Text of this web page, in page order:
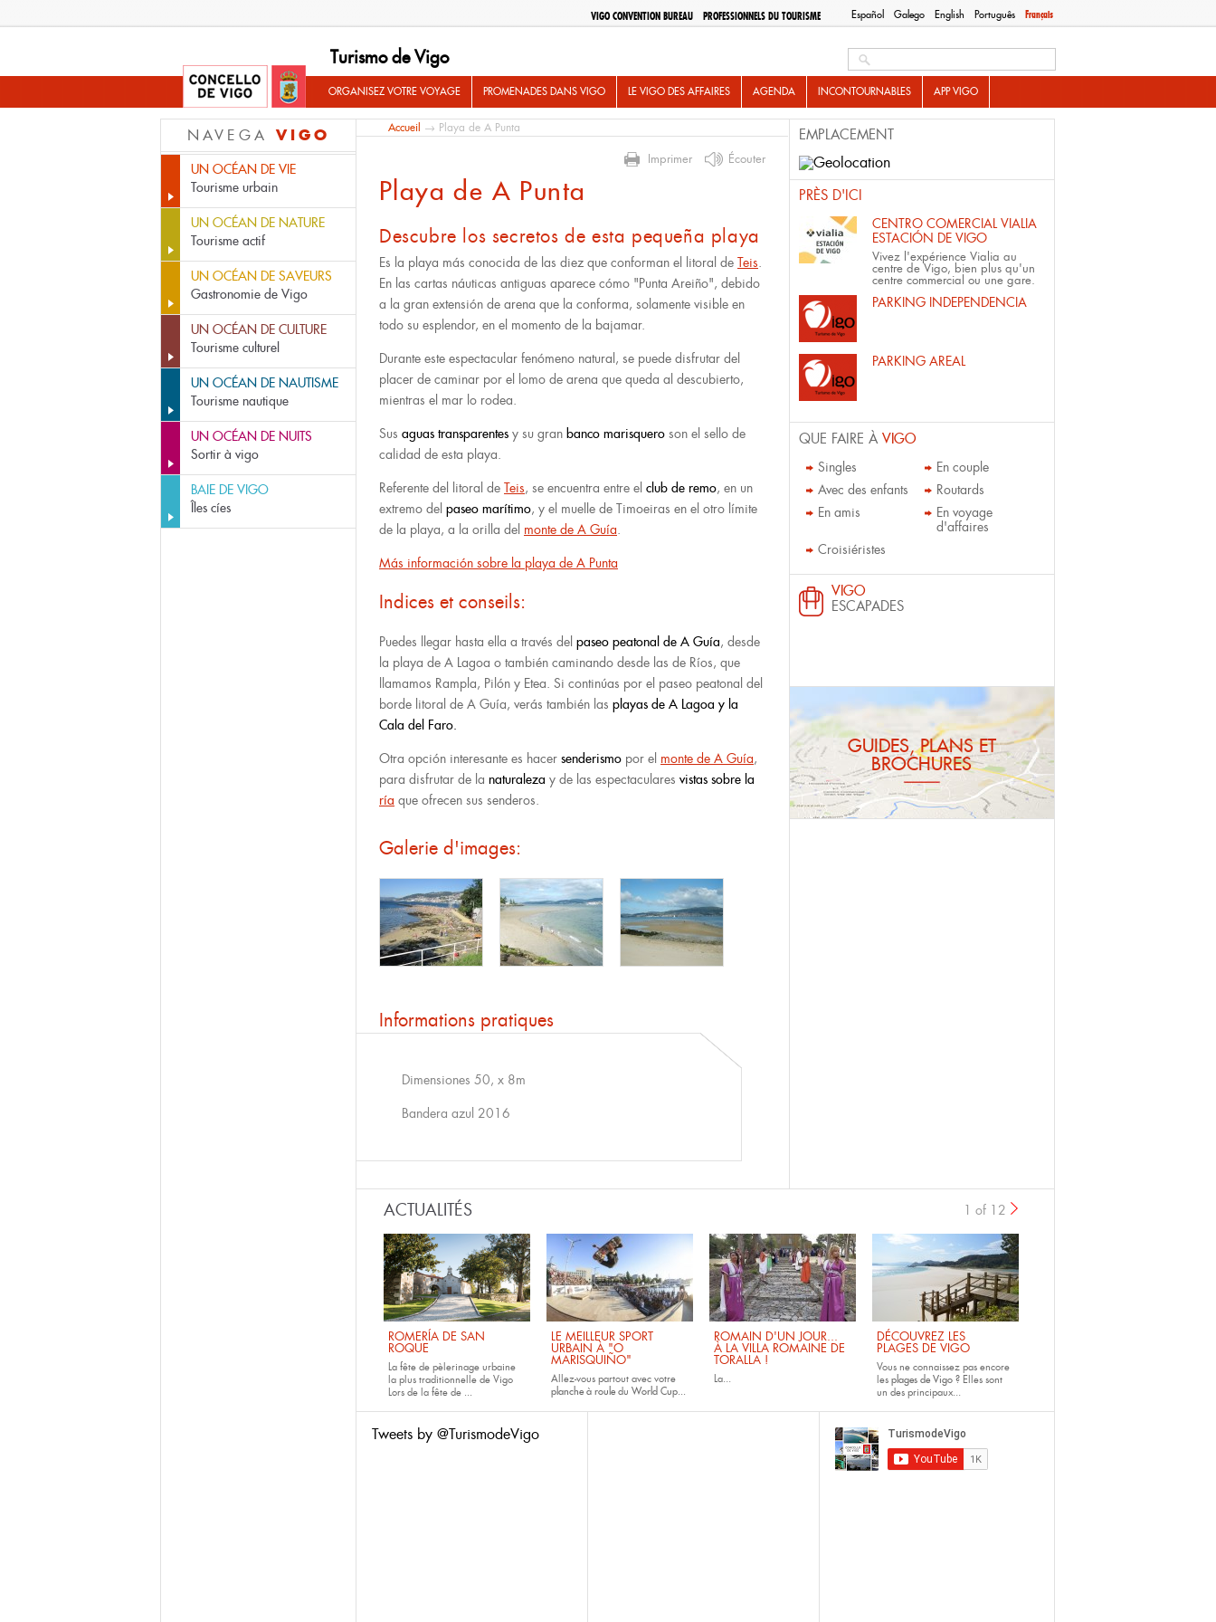
Español Galego English Português Français
VIGO CONVENTION BUREAU PROFESSIONNELS DU TOURISME
Turismo de Vigo
ORGANISEZ VOTRE VOYAGE PROMENADES DANS VIGO LE VIGO DES AFFAIRES AGENDA INCONTOURNABLES APP VIGO
NAVEGA VIGO
UN OCÉAN DE VIE
Tourisme urbain
UN OCÉAN DE NATURE
Tourisme actif
UN OCÉAN DE SAVEURS
Gastronomie de Vigo
UN OCÉAN DE CULTURE
Tourisme culturel
UN OCÉAN DE NAUTISME
Tourisme nautique
UN OCÉAN DE NUITS
Sortir à vigo
BAIE DE VIGO
Îles cíes
Accueil → Playa de A Punta
Imprimer Écouter
Playa de A Punta
Descubre los secretos de esta pequeña playa
Es la playa más conocida de las diez que conforman el litoral de Teis.
En las cartas náuticas antiguas aparece cómo "Punta Areiño", debido
a la gran extensión de arena que la conforma, solamente visible en
todo su esplendor, en el momento de la bajamar.
Durante este espectacular fenómeno natural, se puede disfrutar del
placer de caminar por el lomo de arena que queda al descubierto,
mientras el mar lo rodea.
Sus aguas transparentes y su gran banco marisquero son el sello de
calidad de esta playa.
Referente del litoral de Teis, se encuentra entre el club de remo, en un
extremo del paseo marítimo, y el muelle de Timoeiras en el otro límite
de la playa, a la orilla del monte de A Guía.
Más información sobre la playa de A Punta
Indices et conseils:
Puedes llegar hasta ella a través del paseo peatonal de A Guía, desde
la playa de A Lagoa o también caminando desde las de Ríos, que
llamamos Rampla, Pilón y Etea. Si continúas por el paseo peatonal del
borde litoral de A Guía, verás también las playas de A Lagoa y la
Cala del Faro.
Otra opción interesante es hacer senderismo por el monte de A Guía,
para disfrutar de la naturaleza y de las espectaculares vistas sobre la
ría que ofrecen sus senderos.
Galerie d'images:
Informations pratiques
Dimensiones 50, x 8m
Bandera azul 2016
EMPLACEMENT
PRÈS D'ICI
CENTRO COMERCIAL VIALIA
ESTACIÓN DE VIGO
Vivez l'expérience Vialia au
centre de Vigo, bien plus qu'un
centre commercial ou une gare.
PARKING INDEPENDENCIA
PARKING AREAL
QUE FAIRE À VIGO
Singles
En couple
Avec des enfants
Routards
En amis
En voyage
d'affaires
Croisiéristes
VIGO
ESCAPADES
GUIDES, PLANS ET
BROCHURES
ACTUALITÉS
ROMERÍA DE SAN
ROQUE
La fête de pèlerinage urbaine
la plus traditionnelle de Vigo
Lors de la fête de ...
LE MEILLEUR SPORT
URBAIN À "O
MARISQUIÑO"
Allez-vous partout avec votre
planche à rouledu World Cup...
ROMAIN D'UN JOUR...
À LA VILLA ROMAINE DE
TORALLA !
La...
DÉCOUVREZ LES
PLAGES DE VIGO
Vous ne connaissez pas encore
les plages de Vigo ? Elles sont
un des principaux...
1 of 12
Tweets by @TurismodeVigo